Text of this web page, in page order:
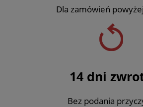
Dla zamówień
14 dni
Bez podania